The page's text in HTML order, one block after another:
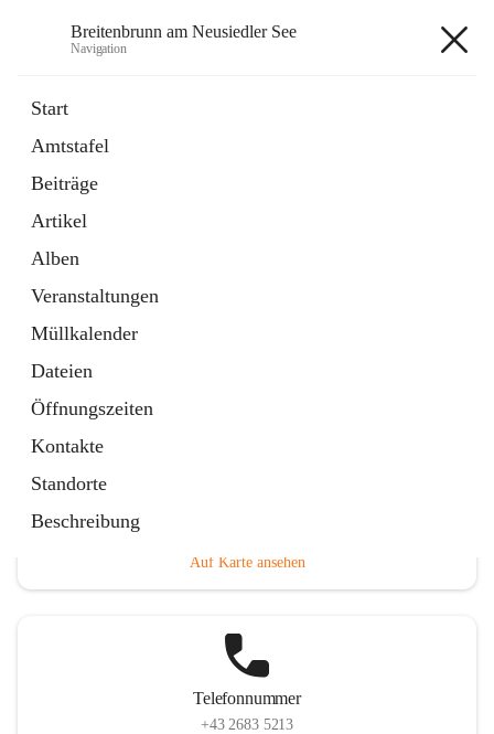
Breitenbrunn am Neusiedler See
Navigation
Start
Amtstafel
Beiträge
Artikel
Alben
Veranstaltungen
Müllkalender
Dateien
Öffnungszeiten
Kontakte
Standorte
Beschreibung
18 Schnellzugriffe
Gemeindeservice
Auf Karte ansehen
Telefonnummer
+43 2683 5213